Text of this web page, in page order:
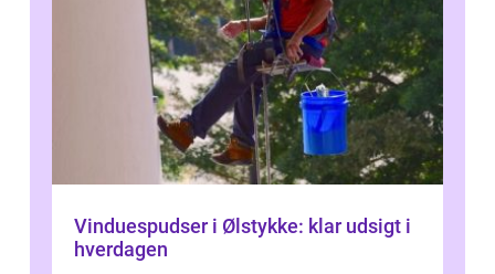
Vinduespudser i Ølstykke: klar udsigt i
hverdagen